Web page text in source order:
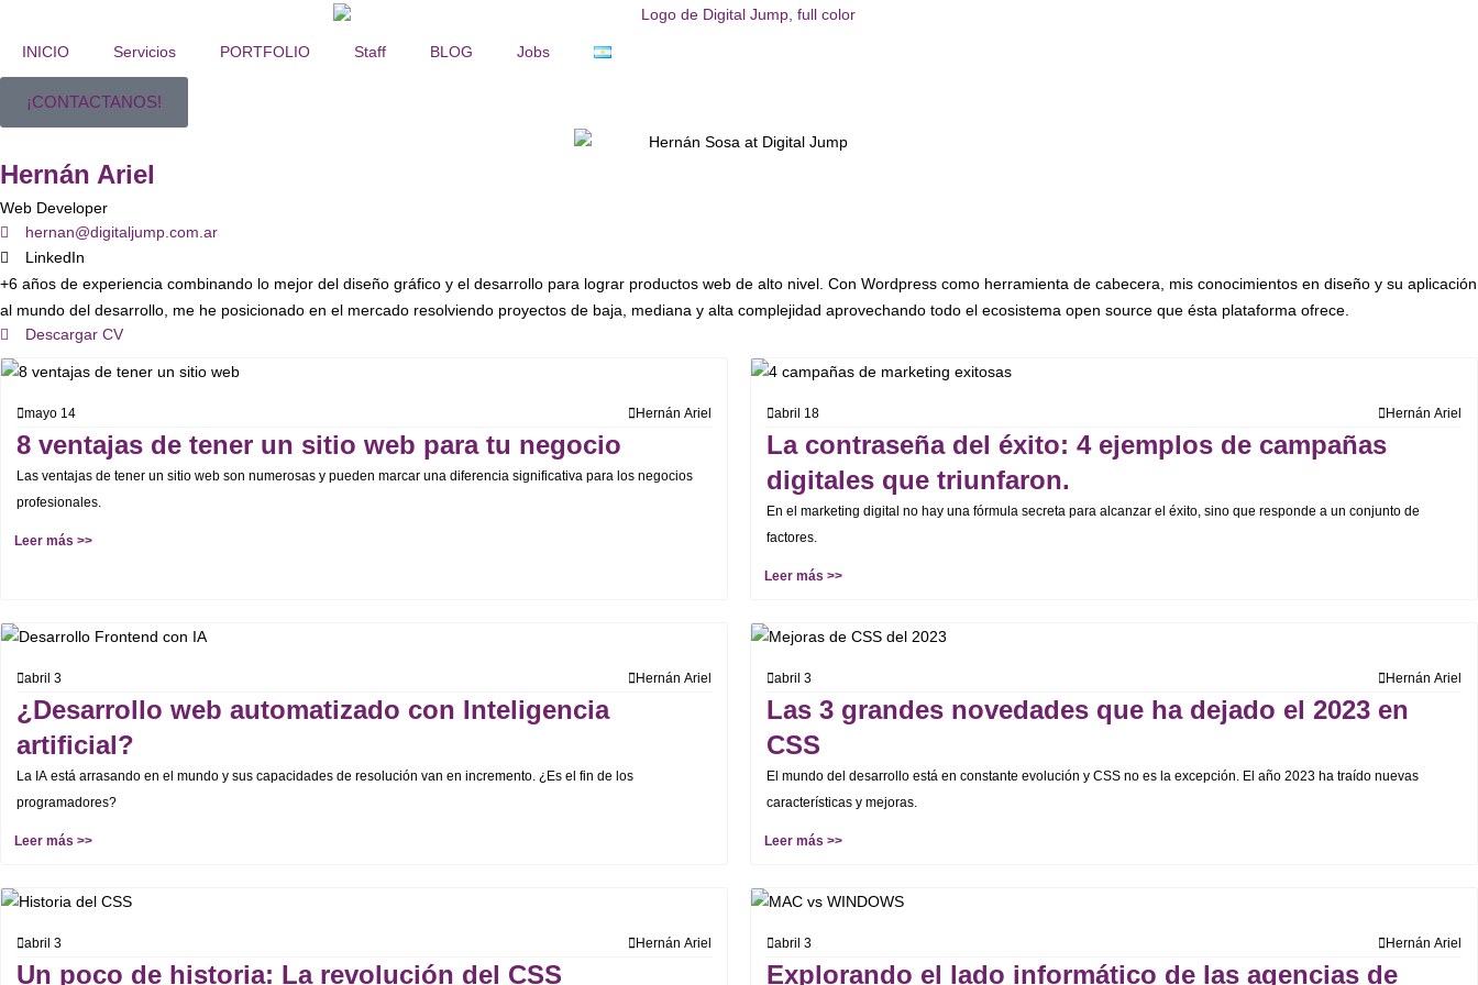
INICIO Servicios PORTFOLIO Staff BLOG Jobs
¡CONTACTANOS!
Hernán Ariel
Web Developer
hernan@digitaljump.com.ar
LinkedIn
+6 años de experiencia combinando lo mejor del diseño gráfico y el desarrollo para lograr productos web de alto nivel. Con Wordpress como herramienta de cabecera, mis conocimientos en diseño y su aplicación
al mundo del desarrollo, me he posicionado en el mercado resolviendo proyectos de baja, mediana y alta complejidad aprovechando todo el ecosistema open source que ésta plataforma ofrece.
Descargar CV
mayo 14 Hernán Ariel
8 ventajas de tener un sitio web para tu negocio
Las ventajas de tener un sitio web son numerosas y pueden marcar una diferencia significativa para los negocios
profesionales.
Leer más >>
abril 18 Hernán Ariel
La contraseña del éxito: 4 ejemplos de campañas
digitales que triunfaron.
En el marketing digital no hay una fórmula secreta para alcanzar el éxito, sino que responde a un conjunto de
factores.
Leer más >>
abril 3 Hernán Ariel
¿Desarrollo web automatizado con Inteligencia
artificial?
La IA está arrasando en el mundo y sus capacidades de resolución van en incremento. ¿Es el fin de los
programadores?
Leer más >>
abril 3 Hernán Ariel
Las 3 grandes novedades que ha dejado el 2023 en
CSS
El mundo del desarrollo está en constante evolución y CSS no es la excepción. El año 2023 ha traído nuevas
características y mejoras.
Leer más >>
abril 3 Hernán Ariel
Un poco de historia: La revolución del CSS
abril 3 Hernán Ariel
Explorando el lado informático de las agencias de